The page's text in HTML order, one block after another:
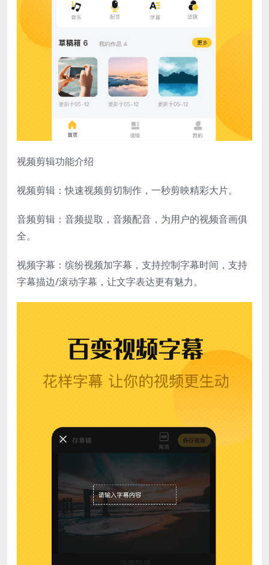
视频剪辑功能介绍
视频剪辑：快速视频剪切制作，一秒剪映精彩大片。
音频剪辑：音频提取，音频配音，为用户的视频音画俱
全。
视频字幕：缤纷视频加字幕，支持控制字幕时间，支持
字幕描边/滚动字幕，让文字表达更有魅力。